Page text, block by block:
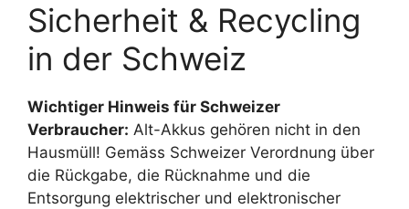
Sicherheit & Recycling
in der Schweiz
Wichtiger Hinweis für Schweizer
Verbraucher: Alt-Akkus gehören nicht in den
Hausmüll! Gemäss Schweizer Verordnung über
die Rückgabe, die Rücknahme und die
Entsorgung elektrischer und elektronischer